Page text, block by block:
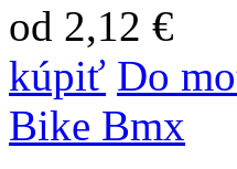
od 2,12 €
kúpiť Do
Bike Bmx